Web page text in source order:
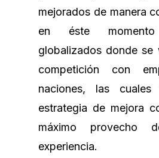
mejorados de manera
en éste
globalizados donde se
competición con
naciones, las
estrategia de mejora
máximo
experiencia.